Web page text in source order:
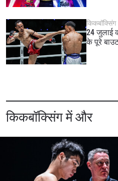
किकबॉक्सिंग
24 जुलाई
के पूरे
किकबॉक्सिंग में और